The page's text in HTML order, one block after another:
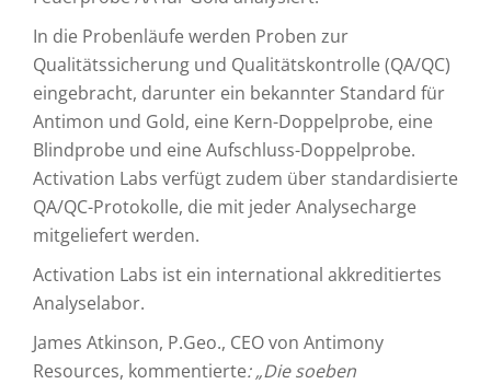
In die Probenläufe werden Proben zur
Qualitätssicherung und Qualitätskontrolle (QA/QC)
eingebracht, darunter ein bekannter Standard für
Antimon und Gold, eine Kern-Doppelprobe, eine
Blindprobe und eine Aufschluss-Doppelprobe.
Activation Labs verfügt zudem über standardisierte
QA/QC-Protokolle, die mit jeder Analysecharge
mitgeliefert werden.
Activation Labs ist ein international akkreditiertes
Analyselabor.
James Atkinson, P.Geo., CEO von Antimony
Resources, kommentierte: „Die soeben